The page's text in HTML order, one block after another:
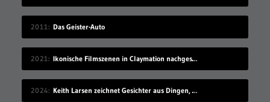
2011 Das Geister-Auto
2021 Ikonische Filmszenen in Claymation nachgestellt
2024 Keith Larsen zeichnet Gesichter aus Dingen, die wie Gesichter aussehen